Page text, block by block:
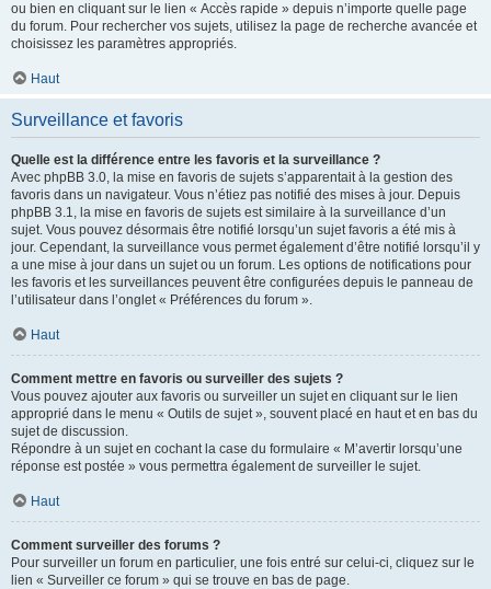
ou bien en cliquant sur le lien « Accès rapide » depuis n’importe quelle page
du forum. Pour rechercher vos sujets, utilisez la page de recherche avancée et
choisissez les paramètres appropriés.
Haut
Surveillance et favoris
Quelle est la différence entre les favoris et la surveillance ?
Avec phpBB 3.0, la mise en favoris de sujets s’apparentait à la gestion des
favoris dans un navigateur. Vous n’étiez pas notifié des mises à jour. Depuis
phpBB 3.1, la mise en favoris de sujets est similaire à la surveillance d’un
sujet. Vous pouvez désormais être notifié lorsqu’un sujet favoris a été mis à
jour. Cependant, la surveillance vous permet également d’être notifié lorsqu’il y
a une mise à jour dans un sujet ou un forum. Les options de notifications pour
les favoris et les surveillances peuvent être configurées depuis le panneau de
l’utilisateur dans l’onglet « Préférences du forum ».
Haut
Comment mettre en favoris ou surveiller des sujets ?
Vous pouvez ajouter aux favoris ou surveiller un sujet en cliquant sur le lien
approprié dans le menu « Outils de sujet », souvent placé en haut et en bas du
sujet de discussion.
Répondre à un sujet en cochant la case du formulaire « M’avertir lorsqu’une
réponse est postée » vous permettra également de surveiller le sujet.
Haut
Comment surveiller des forums ?
Pour surveiller un forum en particulier, une fois entré sur celui-ci, cliquez sur le
lien « Surveiller ce forum » qui se trouve en bas de page.